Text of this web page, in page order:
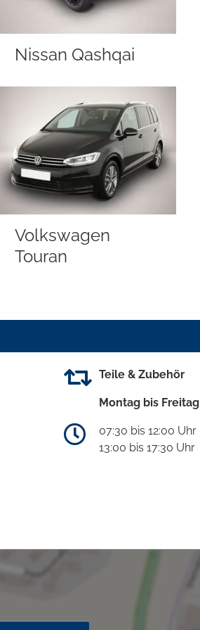
Nissan Qashqai
Volkswagen
Touran
Teile & Zubehör
Montag bis Freitag
07:30 bis 12:00 Uhr
13:00 bis 17:30 Uhr